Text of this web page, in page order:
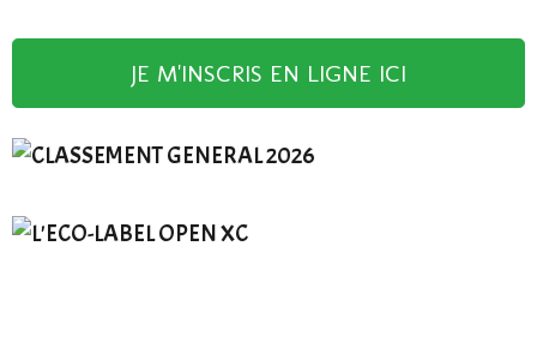
JE M'INSCRIS EN LIGNE ICI